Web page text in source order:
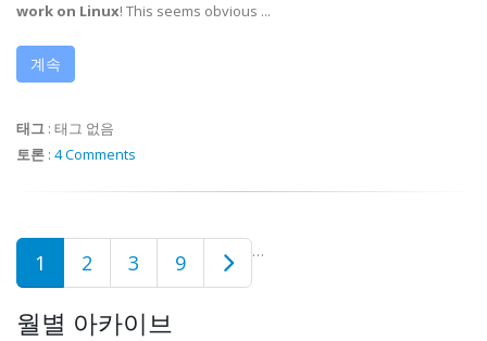
work on Linux! This seems obvious ...
계속
태그 : 태그 없음
토론 : 4 Comments
1 2 3 …
9
월별 아카이브